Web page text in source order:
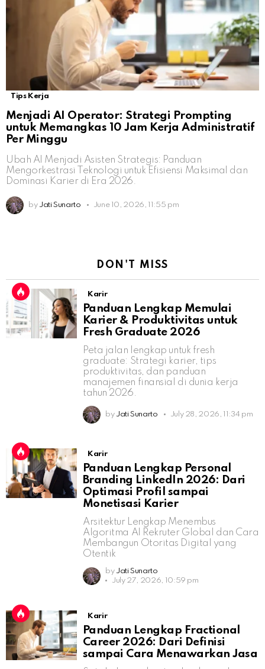
Tips Kerja
Menjadi AI Operator: Strategi Prompting
untuk Memangkas 10 Jam Kerja Administratif
Per Minggu
Ubah AI Menjadi Asisten Strategis: Panduan
Mengorkestrasi Teknologi untuk Efisiensi Maksimal dan
Dominasi Karier di Era 2026.
by Jati Sunarto June 10, 2026, 11:55 pm
DON'T MISS
Karir
Panduan Lengkap Memulai
Karier & Produktivitas untuk
Fresh Graduate 2026
Peta jalan lengkap untuk fresh
graduate: Strategi karier, tips
produktivitas, dan panduan
manajemen finansial di dunia kerja
tahun 2026.
by Jati Sunarto July 28, 2026, 11:34 pm
Karir
Panduan Lengkap Personal
Branding LinkedIn 2026: Dari
Optimasi Profil sampai
Monetisasi Karier
Arsitektur Lengkap Menembus
Algoritma AI Rekruter Global dan Cara
Membangun Otoritas Digital yang
Otentik
by Jati Sunarto
July 27, 2026, 10:59 pm
Karir
Panduan Lengkap Fractional
Career 2026: Dari Definisi
sampai Cara Menawarkan Jasa